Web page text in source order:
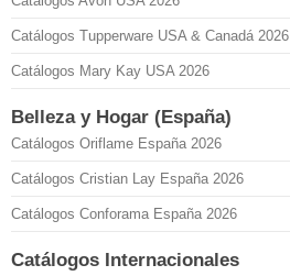
Catálogos Tupperware USA & Canadá 2026
Catálogos Mary Kay USA 2026
Belleza y Hogar (España)
Catálogos Oriflame España 2026
Catálogos Cristian Lay España 2026
Catálogos Conforama España 2026
Catálogos Internacionales